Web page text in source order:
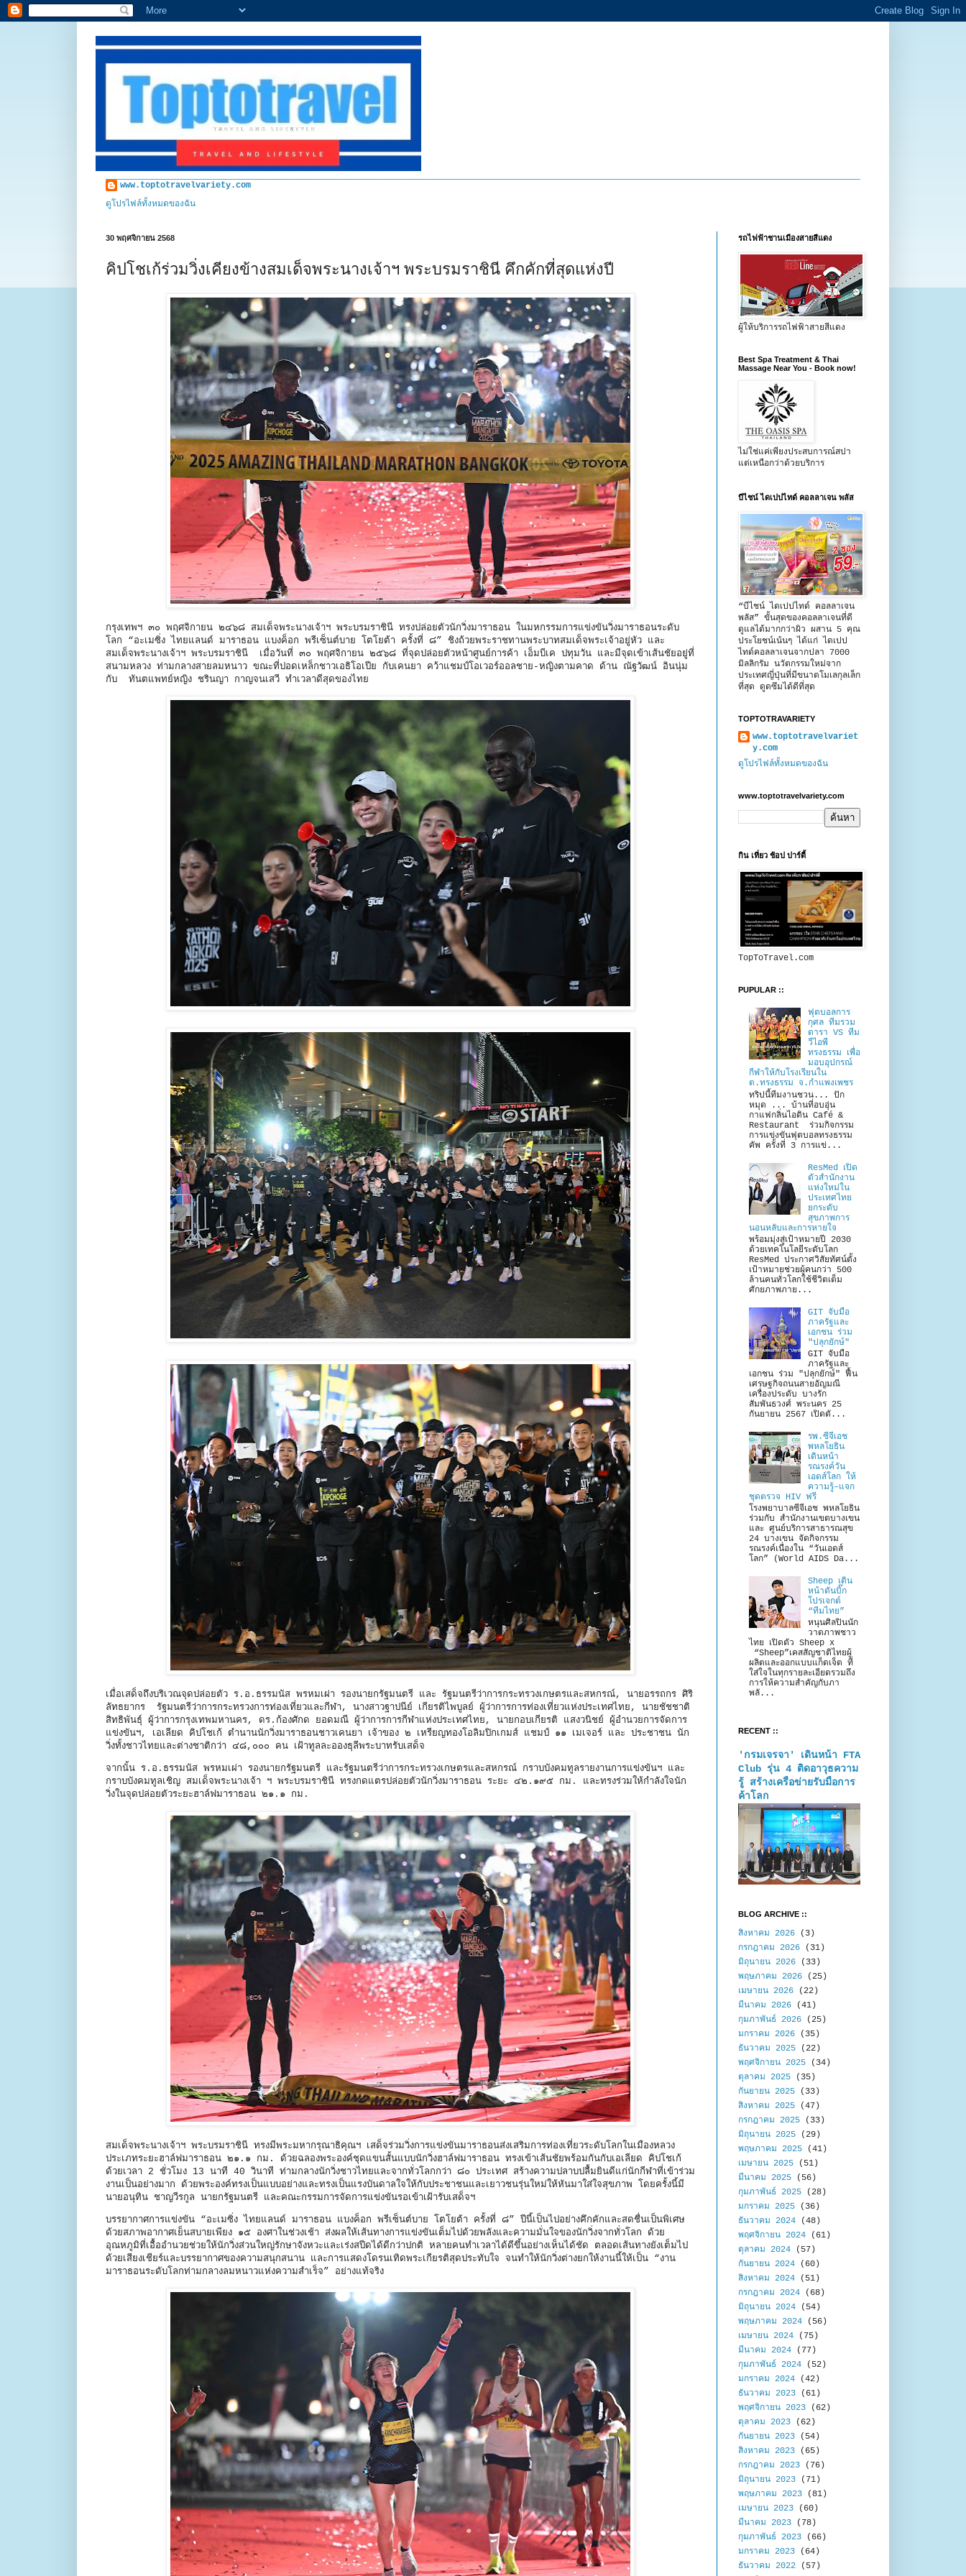
www.toptotravelvariety.com
ดูโปรไฟล์ทั้งหมดของฉัน
30 พฤศจิกายน 2568
คิปโชเก้ร่วมวิ่งเคียงข้างสมเด็จพระนางเจ้าฯ พระบรมราชินี คึกคักที่สุดแห่งปี
กรุงเทพฯ ๓๐ พฤศจิกายน ๒๔๖๘ สมเด็จพระนางเจ้าฯ พระบรมราชินี ทรงปล่อยตัวนักวิ่งมาราธอน ในมหกรรมการแข่งขันวิ่งมาราธอนระดับ
โลก “อะเมซิ่ง ไทยแลนด์ มาราธอน แบงค็อก พรีเซ็นต์บาย โตโยต้า ครั้งที่ ๘” ชิงถ้วยพระราชทานพระบาทสมเด็จพระเจ้าอยู่หัว และ
สมเด็จพระนางเจ้าฯ พระบรมราชินี เมื่อวันที่ ๓๐ พฤศจิกายน ๒๕๖๘ ที่จุดปล่อยตัวหน้าศูนย์การค้า เอ็มบีเค ปทุมวัน และมีจุดเข้าเส้นชัยอยู่ที่
สนามหลวง ท่ามกลางสายลมหนาว ขณะที่ปอดเหล็กชาวเอธิโอเปีย กับเคนยา คว้าแชมป์โอเวอร์ออลชาย-หญิงตามคาด ด้าน ณัฐวัฒน์ อินนุ่ม
กับ ทันตแพทย์หญิง ชรินญา กาญจนเสวี ทำเวลาดีสุดของไทย
เมื่อเสด็จถึงบริเวณจุดปล่อยตัว ร.อ.ธรรมนัส พรหมเผ่า รองนายกรัฐมนตรี และ รัฐมนตรีว่าการกระทรวงเกษตรและสหกรณ์, นายอรรถกร ศิริ
ลัทธยากร รัฐมนตรีว่าการกระทรวงการท่องเที่ยวและกีฬา, นางสาวฐาปนีย์ เกียรติไพบูลย์ ผู้ว่าการการท่องเที่ยวแห่งประเทศไทย, นายชัชชาติ
สิทธิพันธุ์ ผู้ว่าการกรุงเทพมหานคร, ดร.ก้องศักด ยอดมณี ผู้ว่าการการกีฬาแห่งประเทศไทย, นายกอบเกียรติ แสงวนิชย์ ผู้อำนวยการจัดการ
แข่งขันฯ, เอเลียด คิปโชเก้ ตำนานนักวิ่งมาราธอนชาวเคนยา เจ้าของ ๒ เหรียญทองโอลิมปิกเกมส์ แชมป์ ๑๑ เมเจอร์ และ ประชาชน นัก
วิ่งทั้งชาวไทยและต่างชาติกว่า ๔๘,๐๐๐ คน เฝ้าทูลละอองธุลีพระบาทรับเสด็จ
จากนั้น ร.อ.ธรรมนัส พรหมเผ่า รองนายกรัฐมนตรี และรัฐมนตรีว่าการกระทรวงเกษตรและสหกรณ์ กราบบังคมทูลรายงานการแข่งขันฯ และ
กราบบังคมทูลเชิญ สมเด็จพระนางเจ้า ฯ พระบรมราชินี ทรงกดแตรปล่อยตัวนักวิ่งมาราธอน ระยะ ๔๒.๑๙๕ กม. และทรงร่วมให้กำลังใจนัก
วิ่งในจุดปล่อยตัวระยะฮาล์ฟมาราธอน ๒๑.๑ กม.
สมเด็จพระนางเจ้าฯ พระบรมราชินี ทรงมีพระมหากรุณาธิคุณฯ เสด็จร่วมวิ่งการแข่งขันมาราธอนส่งเสริมการท่องเที่ยวระดับโลกในเมืองหลวง
ประเภทระยะฮาล์ฟมาราธอน ๒๑.๑ กม. ด้วยฉลองพระองค์ชุดแขนสั้นแบบนักวิ่งฮาล์ฟมาราธอน ทรงเข้าเส้นชัยพร้อมกันกับเอเลียด คิปโชเก้
ด้วยเวลา 2 ชั่วโมง 13 นาที 40 วินาที ท่ามกลางนักวิ่งชาวไทยและจากทั่วโลกกว่า ๘๐ ประเทศ สร้างความปลาบปลื้มยินดีแก่นักกีฬาที่เข้าร่วม
งานเป็นอย่างมาก ด้วยพระองค์ทรงเป็นแบบอย่างและทรงเป็นแรงบันดาลใจให้กับประชาชนและเยาวชนรุ่นใหม่ให้หันมาใส่ใจสุขภาพ โดยครั้งนี้มี
นายอนุทิน ชาญวีรกูล นายกรัฐมนตรี และคณะกรรมการจัดการแข่งขันรอเข้าเฝ้ารับเสด็จฯ
บรรยากาศการแข่งขัน “อะเมซิ่ง ไทยแลนด์ มาราธอน แบงค็อก พรีเซ็นต์บาย โตโยต้า ครั้งที่ ๘” ปีนี้เป็นไปอย่างคึกคักและสดชื่นเป็นพิเศษ
ด้วยสภาพอากาศเย็นสบายเพียง ๑๕ องศาในช่วงเช้า ส่งผลให้เส้นทางการแข่งขันเต็มไปด้วยพลังและความมั่นใจของนักวิ่งจากทั่วโลก ด้วย
อุณหภูมิที่เอื้ออำนวยช่วยให้นักวิ่งส่วนใหญ่รักษาจังหวะและเร่งสปีดได้ดีกว่าปกติ หลายคนทำเวลาได้ดีขึ้นอย่างเห็นได้ชัด ตลอดเส้นทางยังเต็มไป
ด้วยเสียงเชียร์และบรรยากาศของความสนุกสนาน และการแสดงโดรนเทิดพระเกียรติสุดประทับใจ จนทำให้นักวิ่งต่างยกให้งานนี้ให้เป็น “งาน
มาราธอนระดับโลกท่ามกลางลมหนาวแห่งความสำเร็จ” อย่างแท้จริง
รถไฟฟ้าชานเมืองสายสีแดง
ผู้ให้บริการรถไฟฟ้าสายสีแดง
Best Spa Treatment & Thai
Massage Near You - Book now!
ไม่ใช่แค่เพียงประสบการณ์สปา
แต่เหนือกว่าด้วยบริการ
บีไชน์ ไดเปปไทด์ คอลลาเจน พลัส
“บีไชน์ ไดเปปไทด์ คอลลาเจน
พลัส” ขั้นสุดของคอลลาเจนที่ดี
ดูแลได้มากกว่าผิว ผสาน 5 คุณ
ประโยชน์เน้นๆ ได้แก่ ไดเปป
ไทด์คอลลาเจนจากปลา 7000
มิลลิกรัม นวัตกรรมใหม่จาก
ประเทศญี่ปุ่นที่มีขนาดโมเลกุลเล็ก
ที่สุด ดูดซึมได้ดีที่สุด
TOPTOTRAVARIETY
www.toptotravelvariet
y.com
ดูโปรไฟล์ทั้งหมดของฉัน
www.toptotravelvariety.com
กิน เที่ยว ช้อป ปาร์ตี้
TopToTravel.com
PUPULAR ::
ฟุตบอลการ
กุศล ทีมรวม
ดารา VS ทีม
วีไอพี
ทรงธรรม เพื่อ
มอบอุปกรณ์
กีฬาให้กับโรงเรียนใน
ต.ทรงธรรม จ.กำแพงเพชร
ทริปนี้ทีมงานชวน... ปัก
หมุด ... บ้านที่อบอุ่น
กาแฟกลิ่นไอดิน Café &
Restaurant ร่วมกิจกรรม
การแข่งขันฟุตบอลทรงธรรม
คัพ ครั้งที่ 3 การแข่...
ResMed เปิด
ตัวสำนักงาน
แห่งใหม่ใน
ประเทศไทย
ยกระดับ
สุขภาพการ
นอนหลับและการหายใจ
พร้อมมุ่งสู่เป้าหมายปี 2030
ด้วยเทคโนโลยีระดับโลก
ResMed ประกาศวิสัยทัศน์ตั้ง
เป้าหมายช่วยผู้คนกว่า 500
ล้านคนทั่วโลกใช้ชีวิตเต็ม
ศักยภาพภาย...
GIT จับมือ
ภาครัฐและ
เอกชน ร่วม
"ปลุกยักษ์"
GIT จับมือ
ภาครัฐและ
เอกชน ร่วม "ปลุกยักษ์" ฟื้น
เศรษฐกิจถนนสายอัญมณี
เครื่องประดับ บางรัก
สัมพันธวงศ์ พระนคร 25
กันยายน 2567 เปิดตั...
รพ.ซีจีเอช
พหลโยธิน
เดินหน้า
รณรงค์วัน
เอดส์โลก ให้
ความรู้–แจก
ชุดตรวจ HIV ฟรี
โรงพยาบาลซีจีเอช พหลโยธิน
ร่วมกับ สำนักงานเขตบางเขน
และ ศูนย์บริการสาธารณสุข
24 บางเขน จัดกิจกรรม
รณรงค์เนื่องใน “วันเอดส์
โลก” (World AIDS Da...
Sheep เดิน
หน้าดันบิ๊ก
โปรเจกต์
“ทีมไทย”
หนุนศิลปินนัก
วาดภาพชาว
ไทย เปิดตัว Sheep x
“Sheep”เคสสัญชาติไทยผู้
ผลิตและออกแบบแก็ดเจ็ต ที่
ใส่ใจในทุกรายละเอียดรวมถึง
การให้ความสำคัญกับภา
พลั...
RECENT ::
'กรมเจรจา' เดินหน้า FTA
Club รุ่น 4 ติดอาวุธความ
รู้ สร้างเครือข่ายรับมือการ
ค้าโลก
BLOG ARCHIVE ::
สิงหาคม 2026 (3)
กรกฎาคม 2026 (31)
มิถุนายน 2026 (33)
พฤษภาคม 2026 (25)
เมษายน 2026 (22)
มีนาคม 2026 (41)
กุมภาพันธ์ 2026 (25)
มกราคม 2026 (35)
ธันวาคม 2025 (22)
พฤศจิกายน 2025 (34)
ตุลาคม 2025 (35)
กันยายน 2025 (33)
สิงหาคม 2025 (47)
กรกฎาคม 2025 (33)
มิถุนายน 2025 (29)
พฤษภาคม 2025 (41)
เมษายน 2025 (51)
มีนาคม 2025 (56)
กุมภาพันธ์ 2025 (28)
มกราคม 2025 (36)
ธันวาคม 2024 (48)
พฤศจิกายน 2024 (61)
ตุลาคม 2024 (57)
กันยายน 2024 (60)
สิงหาคม 2024 (51)
กรกฎาคม 2024 (68)
มิถุนายน 2024 (54)
พฤษภาคม 2024 (56)
เมษายน 2024 (75)
มีนาคม 2024 (77)
กุมภาพันธ์ 2024 (52)
มกราคม 2024 (42)
ธันวาคม 2023 (61)
พฤศจิกายน 2023 (62)
ตุลาคม 2023 (62)
กันยายน 2023 (54)
สิงหาคม 2023 (65)
กรกฎาคม 2023 (76)
มิถุนายน 2023 (71)
พฤษภาคม 2023 (81)
เมษายน 2023 (60)
มีนาคม 2023 (78)
กุมภาพันธ์ 2023 (66)
มกราคม 2023 (64)
ธันวาคม 2022 (57)